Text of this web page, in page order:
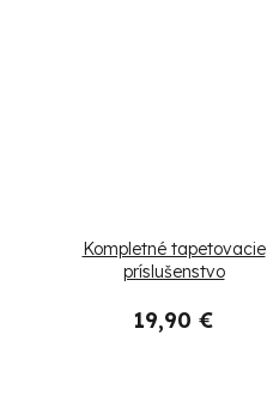
Kompletné tapetovacie
príslušenstvo
19,90 €